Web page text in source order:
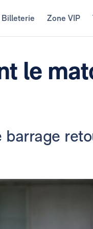
Billeterie Zone VIP
le